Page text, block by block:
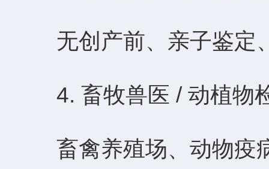
无创产前、亲子鉴定
4. 畜牧兽医 / 动植物
畜禽养殖场、动物疫